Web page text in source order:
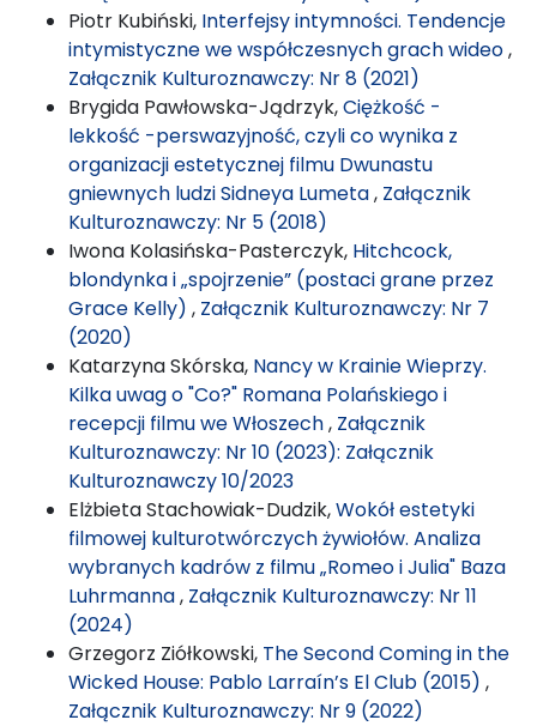
Piotr Kubiński, Interfejsy intymności. Tendencje
intymistyczne we współczesnych grach wideo,
Załącznik Kulturoznawczy: Nr 8 (2021)
Brygida Pawłowska-Jądrzyk,Ciężkość -
lekkość -perswazyjność, czyli co wynika z
organizacji estetycznej filmu Dwunastu
gniewnych ludzi Sidneya Lumeta, Załącznik
Kulturoznawczy: Nr 5 (2018)
Iwona Kolasińska-Pasterczyk, Hitchcock,
blondynka i „spojrzenie” (postaci grane przez
Grace Kelly) , Załącznik Kulturoznawczy: Nr 7
(2020)
Katarzyna Skórska, Nancy w Krainie Wieprzy.
Kilka uwag o "Co?" Romana Polańskiego i
recepcji filmu we Włoszech, Załącznik
Kulturoznawczy: Nr 10 (2023): Załącznik
Kulturoznawczy 10/2023
Elżbieta Stachowiak-Dudzik,Wokół estetyki
filmowej kulturotwórczych żywiołów. Analiza
wybranych kadrów z filmu „Romeo i Julia" Baza
Luhrmanna, Załącznik Kulturoznawczy: Nr 11
(2024)
Grzegorz Ziółkowski, The Second Coming in the
Wicked House: Pablo Larraín’s El Club (2015) ,
Załącznik Kulturoznawczy: Nr 9 (2022)